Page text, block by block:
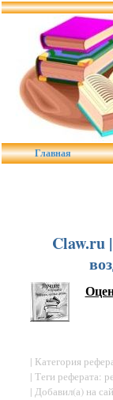
Главная
Claw.ru
| Категория
| Теги реферата:
| Добавил(а) на